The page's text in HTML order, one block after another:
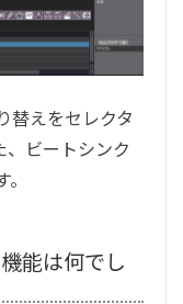
替えをセレクタ
、ビートシンク
能は何でし